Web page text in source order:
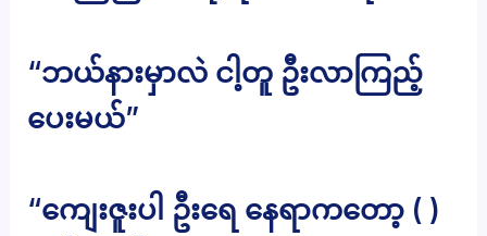
“ဘယ်နားမှာလဲ ငါ့တူ ဦးလာကြည့်
ပေးမယ်”
“ကျေးဇူးပါ ဦးရေ နေရာကတော့ ( )